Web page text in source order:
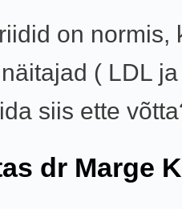
on normis,
( LDL
siis ette
dr Marge